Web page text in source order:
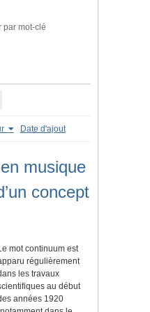
par mot-clé
Date d'ajout
musique
concept
mot continuum est
régulièrement
les travaux
au début
années 1920